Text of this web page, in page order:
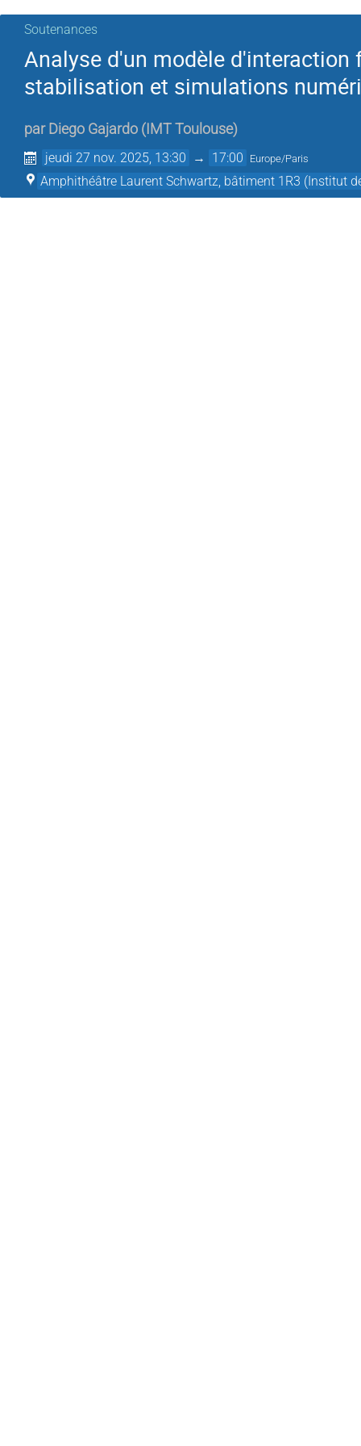
Soutenances
Analyse d'un modèle d'interaction
stabilisation et simulations
par Diego Gajardo ( IMT Toulouse)
jeudi 27 nov. 2025, 13:30 → 17:00 Europe/Paris
Amphithéâtre Laurent Schwartz, bâtiment 1R3 (Institut